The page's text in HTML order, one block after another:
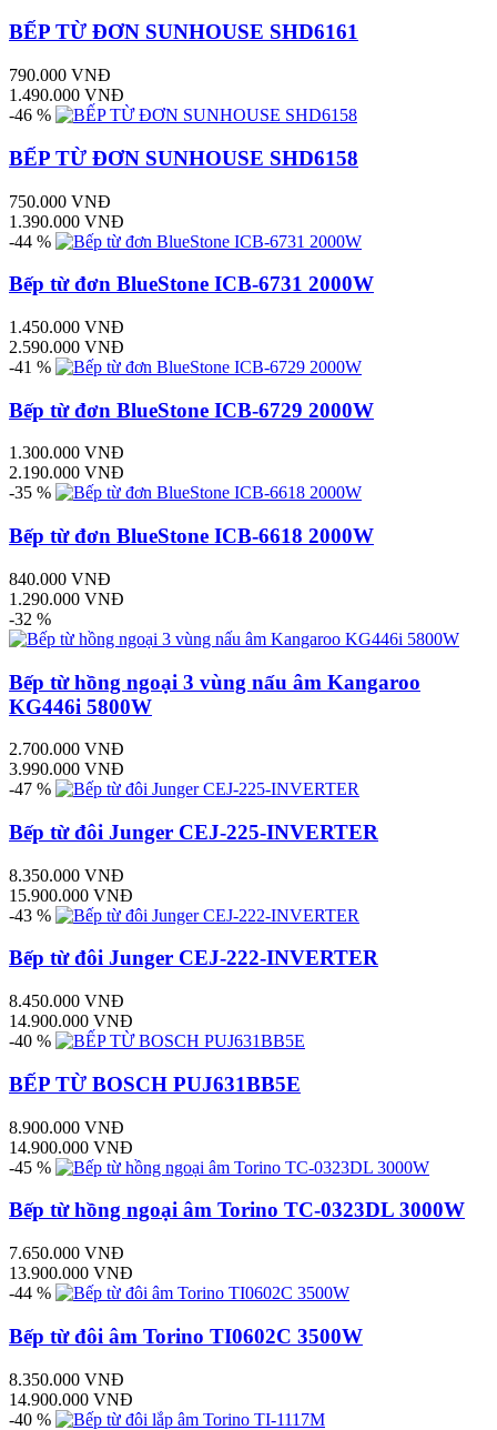
BẾP TỪ ĐƠN SUNHOUSE SHD6161
790.000 VNĐ
1.490.000 VNĐ
-46 %
BẾP TỪ ĐƠN SUNHOUSE SHD6158
750.000 VNĐ
1.390.000 VNĐ
-44 %
Bếp từ đơn BlueStone ICB-6731 2000W
1.450.000 VNĐ
2.590.000 VNĐ
-41 %
Bếp từ đơn BlueStone ICB-6729 2000W
1.300.000 VNĐ
2.190.000 VNĐ
-35 %
Bếp từ đơn BlueStone ICB-6618 2000W
840.000 VNĐ
1.290.000 VNĐ
-32 %
Bếp từ hồng ngoại 3 vùng nấu âm Kangaroo
KG446i 5800W
2.700.000 VNĐ
3.990.000 VNĐ
-47 %
Bếp từ đôi Junger CEJ-225-INVERTER
8.350.000 VNĐ
15.900.000 VNĐ
-43 %
Bếp từ đôi Junger CEJ-222-INVERTER
8.450.000 VNĐ
14.900.000 VNĐ
-40 %
BẾP TỪ BOSCH PUJ631BB5E
8.900.000 VNĐ
14.900.000 VNĐ
-45 %
Bếp từ hồng ngoại âm Torino TC-0323DL 3000W
7.650.000 VNĐ
13.900.000 VNĐ
-44 %
Bếp từ đôi âm Torino TI0602C 3500W
8.350.000 VNĐ
14.900.000 VNĐ
-40 %